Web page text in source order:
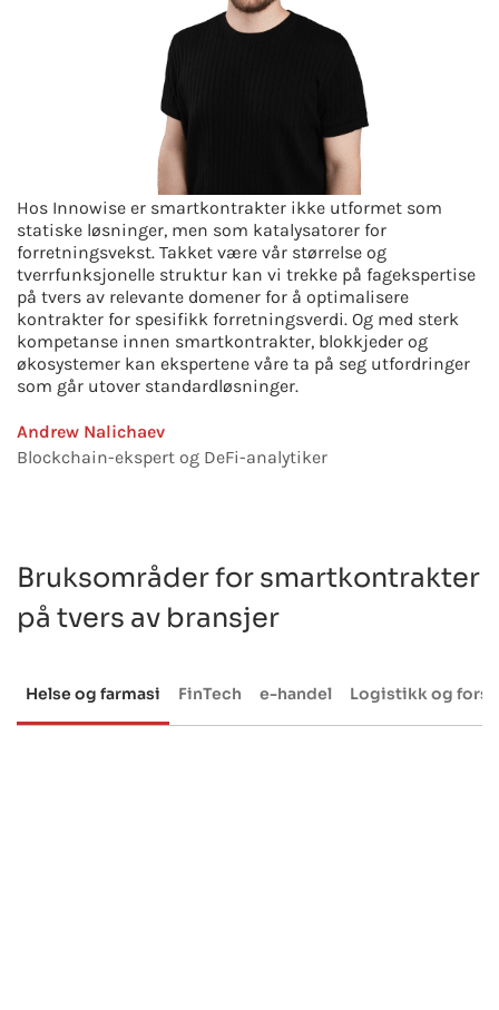
Hos Innowise er smartkontrakter ikke utformet som
statiske løsninger, men som katalysatorer for
forretningsvekst. Takket være vår størrelse og
tverrfunksjonelle struktur kan vi trekke på fagekspertise
på tvers av relevante domener for å optimalisere
kontrakter for spesifikk forretningsverdi. Og med sterk
kompetanse innen smartkontrakter, blokkjeder og
økosystemer kan ekspertene våre ta på seg utfordringer
som går utover standardløsninger.
Andrew Nalichaev
Blockchain-ekspert og DeFi-analytiker
Bruksområder for smartkontrakter
på tvers av bransjer
Helse og farmasi FinTech e-handel Logistikk og